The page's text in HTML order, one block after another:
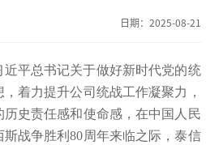
日期： 2025-08-21
近平总书记关于做好新时代党的统
着力提升公司统战工作凝聚力，
史责任感和使命感，在中国人民
战争胜利80周年来临之际，泰信